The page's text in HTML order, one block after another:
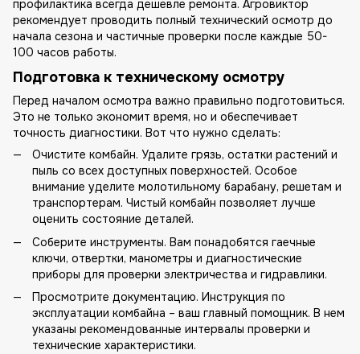
профилактика всегда дешевле ремонта. Агровиктор
рекомендует проводить полный технический осмотр до
начала сезона и частичные проверки после каждые 50-
100 часов работы.
Подготовка к техническому осмотру
Перед началом осмотра важно правильно подготовиться.
Это не только экономит время, но и обеспечивает
точность диагностики. Вот что нужно сделать:
Очистите комбайн. Удалите грязь, остатки растений и
пыль со всех доступных поверхностей. Особое
внимание уделите молотильному барабану, решетам и
транспортерам. Чистый комбайн позволяет лучше
оценить состояние деталей.
Соберите инструменты. Вам понадобятся гаечные
ключи, отвертки, манометры и диагностические
приборы для проверки электричества и гидравлики.
Просмотрите документацию. Инструкция по
эксплуатации комбайна – ваш главный помощник. В нем
указаны рекомендованные интервалы проверки и
технические характеристики.